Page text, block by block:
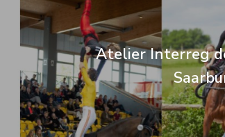
Atelier Interreg